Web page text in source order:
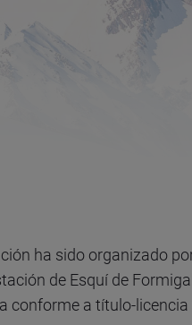
ha sido organizado
de Esquí de
a título-licencia